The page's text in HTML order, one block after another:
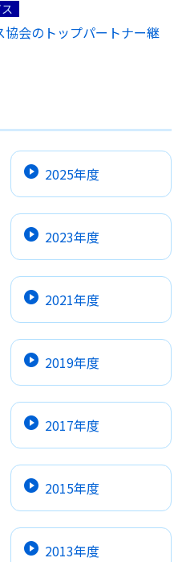
会のトップパートナー継
2025年度
2023年度
2021年度
2019年度
2017年度
2015年度
2013年度